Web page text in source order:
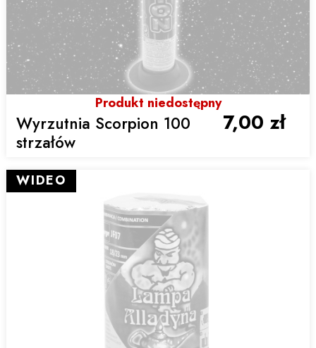
Produkt niedostępny
Wyrzutnia Scorpion 100
strzałów
7,00 zł
WIDEO